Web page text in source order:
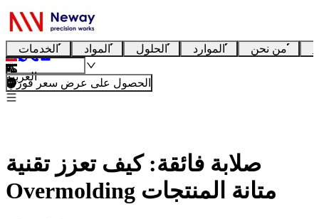
الخدمات المواد الحلول الموارد من نحن
العربية
الحصول على عرض سعر فوري
صلابة فائقة: كيف تعزز تقنية
Overmolding متانة المنتجات